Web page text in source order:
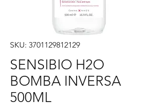
SKU: 3701129812129
SENSIBIO H2O
BOMBA INVERSA
500ML